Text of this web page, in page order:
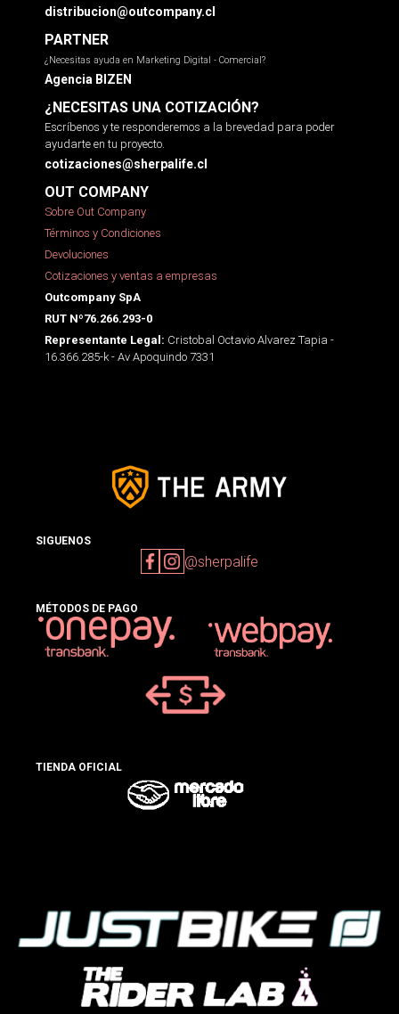
distribucion@outcompany.cl
PARTNER
¿Necesitas ayuda en Marketing Digital - Comercial?
Agencia BIZEN
¿NECESITAS UNA COTIZACIÓN?
Escríbenos y te responderemos a la brevedad para poder
ayudarte en tu proyecto.
cotizaciones@sherpalife.cl
OUT COMPANY
Sobre Out Company
Términos y Condiciones
Devoluciones
Cotizaciones y ventas a empresas
Outcompany SpA
RUT Nº76.266.293-0
Representante Legal: Cristobal Octavio Alvarez Tapia -
16.366.285-k - Av Apoquindo 7331
SIGUENOS
@sherpalife
MÉTODOS DE PAGO
TIENDA OFICIAL